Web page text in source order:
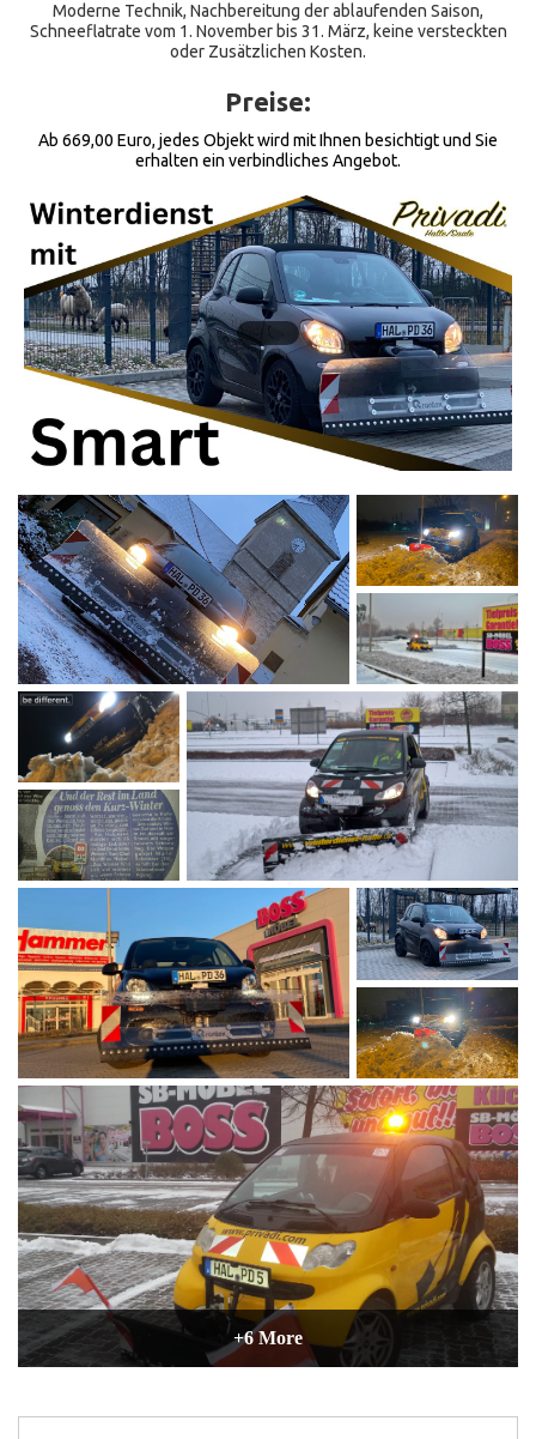
Moderne Technik, Nachbereitung der ablaufenden Saison,
Schneeflatrate vom 1. November bis 31. März, keine versteckten
oder Zusätzlichen Kosten.
Preise:
Ab 669,00 Euro, jedes Objekt wird mit Ihnen besichtigt und Sie
erhalten ein verbindliches Angebot.